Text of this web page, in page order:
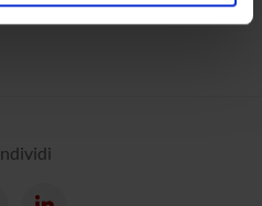
inoltre